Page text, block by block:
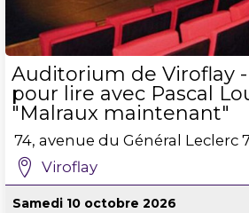
Auditorium de Viroflay
pour lire avec Pascal
"Malraux maintenant"
74, avenue du Général Leclerc
Viroflay
Samedi 10 octobre 2026